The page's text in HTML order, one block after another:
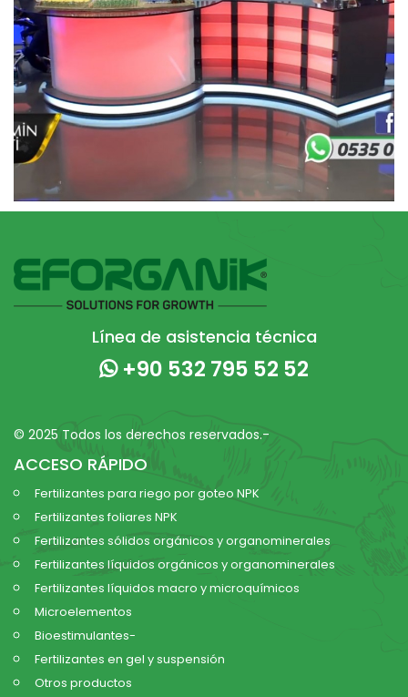
Línea de asistencia técnica
+90 532 795 52 52
© 2025 Todos los derechos reservados.-
ACCESO RÁPIDO
Fertilizantes para riego por goteo NPK
Fertilizantes foliares NPK
Fertilizantes sólidos orgánicos y organominerales
Fertilizantes líquidos orgánicos y organominerales
Fertilizantes líquidos macro y microquímicos
Microelementos
Bioestimulantes-
Fertilizantes en gel y suspensión
Otros productos